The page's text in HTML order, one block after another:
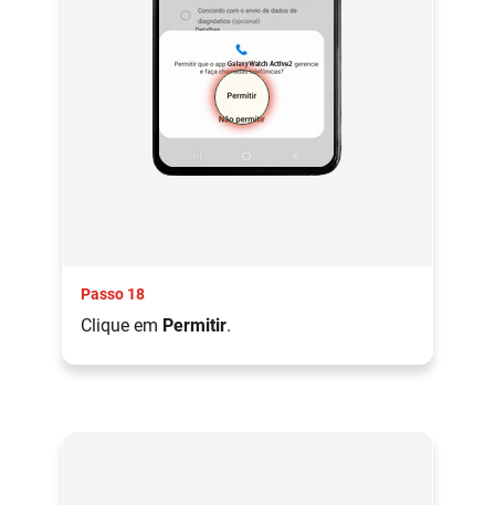
Passo 18
Clique em Permitir.